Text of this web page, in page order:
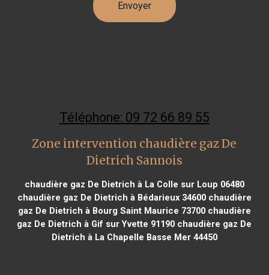
Téléphone: 09 72 66 89 55
Zone intervention chaudière gaz De
Dietrich Sannois
chaudière gaz De Dietrich à La Colle sur Loup 06480
chaudière gaz De Dietrich à Bédarieux 34600chaudière
gaz De Dietrich à Bourg Saint Maurice 73700chaudière
gaz De Dietrich à Gif sur Yvette 91190 chaudière gaz De
Dietrich à La Chapelle Basse Mer 44450